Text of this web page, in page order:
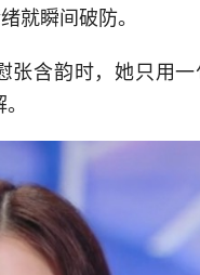
就瞬间破防。
张含韵时，她只用